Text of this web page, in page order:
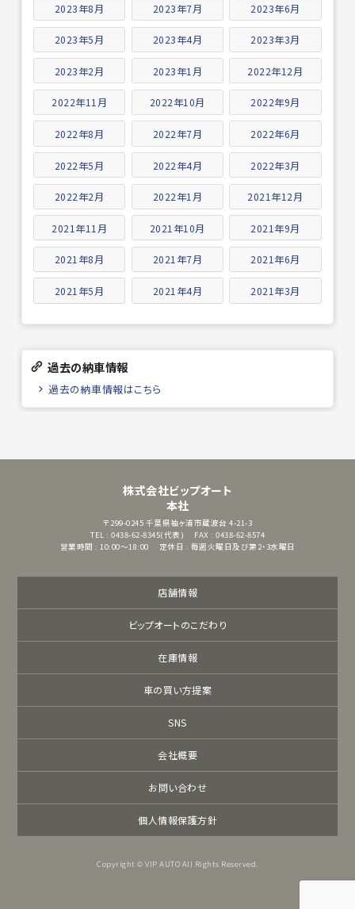
2023年8月 2023年7月 2023年6月
2023年5月 2023年4月 2023年3月
2023年2月 2023年1月 2022年12月
2022年11月 2022年10月 2022年9月
2022年8月 2022年7月 2022年6月
2022年5月 2022年4月 2022年3月
2022年2月 2022年1月 2021年12月
2021年11月 2021年10月 2021年9月
2021年8月 2021年7月 2021年6月
2021年5月 2021年4月 2021年3月
過去の納車情報
過去の納車情報はこちら
株式会社ビップオート
本社
〒299-0245 千葉県袖ヶ浦市蔵波台 4-21-3
TEL : 0438-62-8345(代表)
FAX : 0438-62-8574
営業時間 : 10:00～18:00
定休日 : 毎週火曜日及び第2・3水曜日
店舗情報
ビップオートのこだわり
在庫情報
車の買い方提案
SNS
会社概要
お問い合わせ
個人情報保護方針
Copyright © VIP AUTO All Rights Reserved.